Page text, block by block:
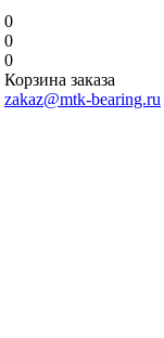
0
0
0
Корзина заказа
zakaz@mtk-bearing.ru